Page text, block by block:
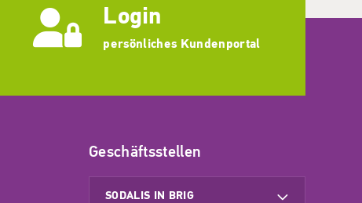
Login
persönliches Kundenportal
Geschäftsstellen
SODALIS IN BRIG